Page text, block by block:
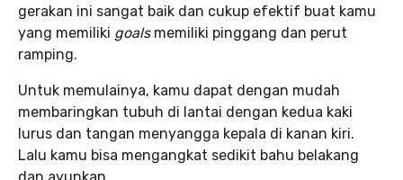
gerakan ini sangat baik dan cukup efektif buat kamu
yang memiliki goalsmemiliki pinggang dan perut
ramping.
Untuk memulainya, kamu dapat dengan mudah
membaringkan tubuh di lantai dengan kedua kaki
lurus dan tangan menyangga kepala di kanan kiri.
Lalu kamu bisa mengangkat sedikit bahu belakang